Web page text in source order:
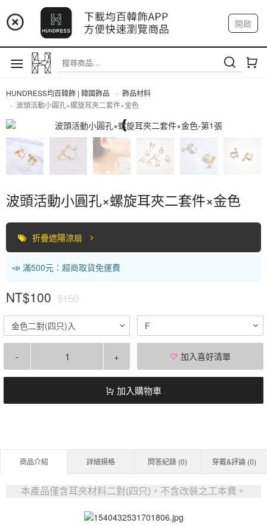
📢 市集預告：9/4-9/6 淡水捷運站
📢 市集預告：9/12-9/13 八里海巡基地
📢 市集預告：8/22-8/23 桃園青埔置地廣場
開啟
註冊 我的帳戶
HUNDRESS均百韓飾 | 韓國飾品
飾品材料
波頭活動小圓孔×螺旋耳夾二套件×金色
飾品材料
波頭活動小圓孔×螺旋耳夾二套件×金色
折疊遮陽涼扇
📣 滿500元：超商取貨免運費
NT$100 $150
金色二對(四只)入 F
- + 加入喜好清單
加入購物車
商品介紹 詳細規格 問答紀錄 (0) 穿戴&評論 (0)
本產品僅含耳夾材料二對(四只) ，不含改裝之工本費。